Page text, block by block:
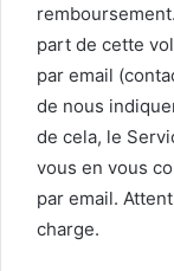
part de cette
par email
de nous
de cela, le
vous en vous
par email.
charge.